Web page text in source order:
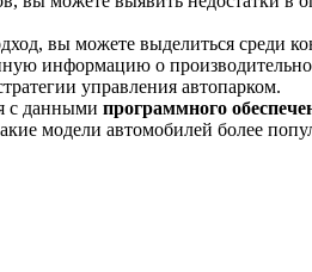
вы можете выделиться среди
информацию о
управления автопарком.
с данными программного
модели автомобилей более